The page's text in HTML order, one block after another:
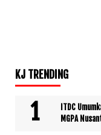
KJ TRENDING
ITDC
MGPA